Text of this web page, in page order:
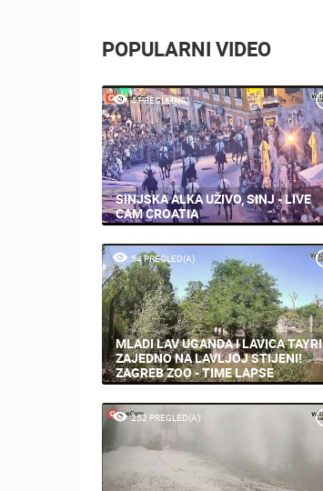
POPULARNI VIDEO
4 PREGLED(A)
SINJSKA ALKA UŽIVO, SINJ - LIVE
CAM CROATIA
54 PREGLED(A)
MLADI LAV UGANDA I LAVICA TAYRI
ZAJEDNO NA LAVLJOJ STIJENI!
ZAGREB ZOO - TIME LAPSE
252 PREGLED(A)